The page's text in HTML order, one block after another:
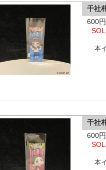
千社
600
本
千社
600
本